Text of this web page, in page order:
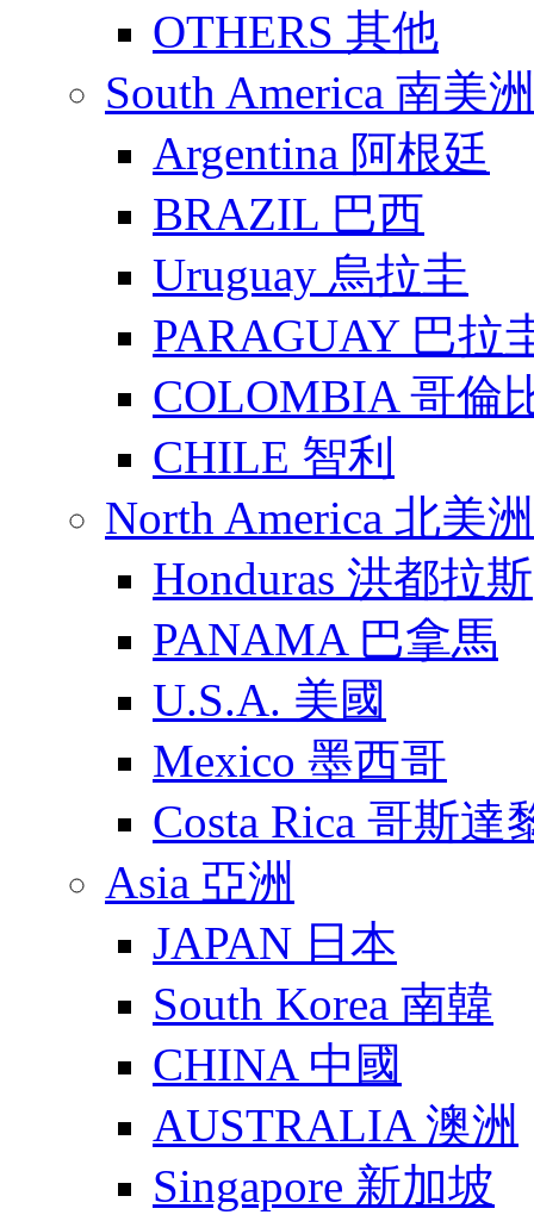
OTHERS 其他
South America 南美洲
Argentina 阿根廷
BRAZIL 巴西
Uruguay 烏拉圭
PARAGUAY 巴拉
COLOMBIA 哥倫
CHILE 智利
North America 北美洲
Honduras 洪都拉斯
PANAMA 巴拿馬
U.S.A. 美國
Mexico 墨西哥
Costa Rica 哥斯達
Asia 亞洲
JAPAN 日本
South Korea 南韓
CHINA 中國
AUSTRALIA 澳洲
Singapore 新加坡